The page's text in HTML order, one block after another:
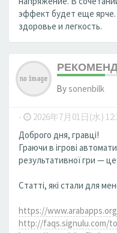
эффект будет еще
здоровье и легкость.
Bysonenbilk
- 2026年7月01日(水)
Доброго дня, гравці!
Граючи в ігрові
результативної гри —
Статті, які стали для
https://
http://faqs.signulu.com/